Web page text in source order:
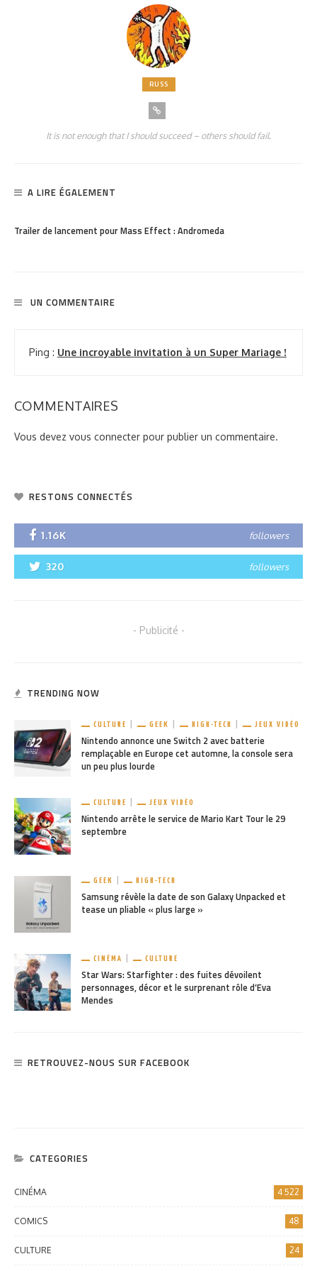
RUSS
It is not enough that I should succeed – others should fail.
A LIRE ÉGALEMENT
Trailer de lancement pour Mass Effect : Andromeda
UN COMMENTAIRE
Ping : Une incroyable invitation à un Super Mariage !
COMMENTAIRES
Vous devez vous connecter pour publier un commentaire.
RESTONS CONNECTÉS
1.16K followers
320 followers
- Publicité -
TRENDING NOW
CULTURE GEEK HIGH-TECH JEUX VIDÉO
Nintendo annonce une Switch 2 avec batterie
remplaçable en Europe cet automne, la console sera
un peu plus lourde
CULTURE JEUX VIDÉO
Nintendo arrête le service de Mario Kart Tour le 29
septembre
GEEK HIGH-TECH
Samsung révèle la date de son Galaxy Unpacked et
tease un pliable « plus large »
CINÉMA CULTURE
Star Wars: Starfighter : des fuites dévoilent
personnages, décor et le surprenant rôle d’Eva
Mendes
RETROUVEZ-NOUS SUR FACEBOOK
CATEGORIES
CINÉMA 4 522
COMICS 48
CULTURE 24